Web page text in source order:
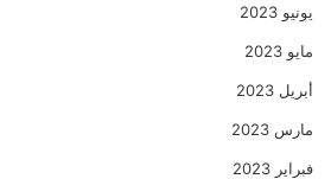
يونيو 2023
مايو 2023
أبريل 2023
مارس 2023
فبراير 2023